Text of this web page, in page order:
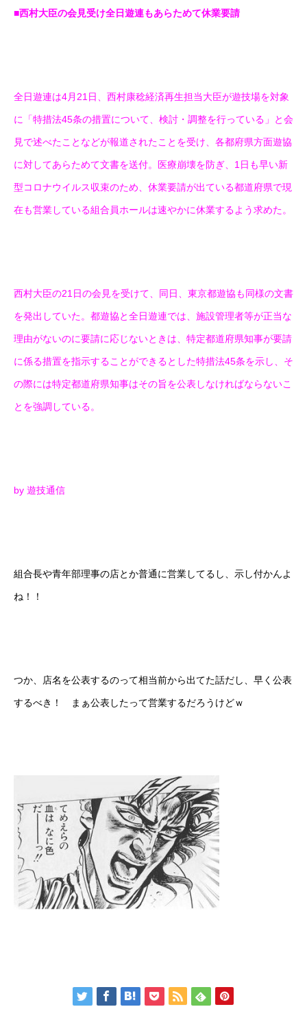
■西村大臣の会見受け全日遊連もあらためて休業要請
全日遊連は4月21日、西村康稔経済再生担当大臣が遊技場を対象
に「特措法45条の措置について、検討・調整を行っている」と会
見で述べたことなどが報道されたことを受け、各都府県方面遊協
に対してあらためて文書を送付。医療崩壊を防ぎ、1日も早い新
型コロナウイルス収束のため、休業要請が出ている都道府県で現
在も営業している組合員ホールは速やかに休業するよう求めた。
西村大臣の21日の会見を受けて、同日、東京都遊協も同様の文書
を発出していた。都遊協と全日遊連では、施設管理者等が正当な
理由がないのに要請に応じないときは、特定都道府県知事が要請
に係る措置を指示することができるとした特措法45条を示し、そ
の際には特定都道府県知事はその旨を公表しなければならないこ
とを強調している。
by 遊技通信
組合長や青年部理事の店とか普通に営業してるし、示し付かんよ
ね！！
つか、店名を公表するのって相当前から出てた話だし、早く公表
するべき！ まぁ公表したって営業するだろうけどｗ